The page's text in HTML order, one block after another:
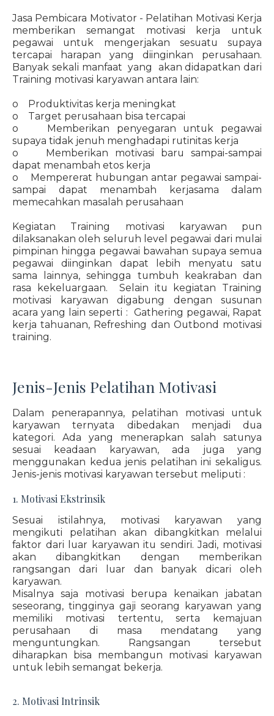
Jasa Pembicara Motivator - Pelatihan Motivasi Kerja
memberikan semangat motivasi kerja untuk
pegawai untuk mengerjakan sesuatu supaya
tercapai harapan yang diinginkan perusahaan.
Banyak sekali manfaat yang akan didapatkan dari
Training motivasi karyawan antara lain:
o Produktivitas kerja meningkat
o Target perusahaan bisa tercapai
o Memberikan penyegaran untuk pegawai
supaya tidak jenuh menghadapi rutinitas kerja
o Memberikan motivasi baru sampai-sampai
dapat menambah etos kerja
o Mempererat hubungan antar pegawai sampai-
sampai dapat menambah kerjasama dalam
memecahkan masalah perusahaan
Kegiatan Training motivasi karyawan pun
dilaksanakan oleh seluruh level pegawai dari mulai
pimpinan hingga pegawai bawahan supaya semua
pegawai diinginkan dapat lebih menyatu satu
sama lainnya, sehingga tumbuh keakraban dan
rasa kekeluargaan. Selain itu kegiatan Training
motivasi karyawan digabung dengan susunan
acara yang lain seperti : Gathering pegawai, Rapat
kerja tahuanan, Refreshing dan Outbond motivasi
training.
Jenis-Jenis Pelatihan Motivasi
Dalam penerapannya, pelatihan motivasi untuk
karyawan ternyata dibedakan menjadi dua
kategori. Ada yang menerapkan salah satunya
sesuai keadaan karyawan, ada juga yang
menggunakan kedua jenis pelatihan ini sekaligus.
Jenis-jenis motivasi karyawan tersebut meliputi :
1. Motivasi Ekstrinsik
Sesuai istilahnya, motivasi karyawan yang
mengikuti pelatihan akan dibangkitkan melalui
faktor dari luar karyawan itu sendiri. Jadi, motivasi
akan dibangkitkan dengan memberikan
rangsangan dari luar dan banyak dicari oleh
karyawan.
Misalnya saja motivasi berupa kenaikan jabatan
seseorang, tingginya gaji seorang karyawan yang
memiliki motivasi tertentu, serta kemajuan
perusahaan di masa mendatang yang
menguntungkan. Rangsangan tersebut
diharapkan bisa membangun motivasi karyawan
untuk lebih semangat bekerja.
2. Motivasi Intrinsik